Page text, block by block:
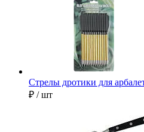
Стрелы дротики для
₽ / шт